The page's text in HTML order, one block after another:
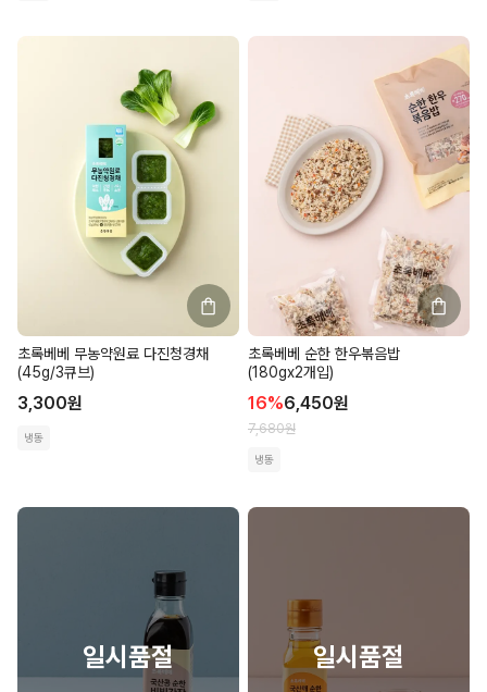
초록베베 무농약원료 다진청경채
(45g/3큐브)
3,300원
냉동
초록베베 순한 한우볶음밥
(180gx2개입)
16%6,450원
7,680원
냉동